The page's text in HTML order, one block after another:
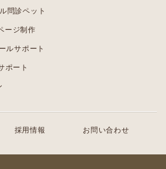
問診ペット
ージ制作
ルサポート
ポート
採用情報 お問い合わせ